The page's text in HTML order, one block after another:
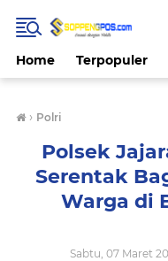
Home Terpopuler
› Polri
Polsek
Serentak
Warga di
Sabtu, 07 Maret